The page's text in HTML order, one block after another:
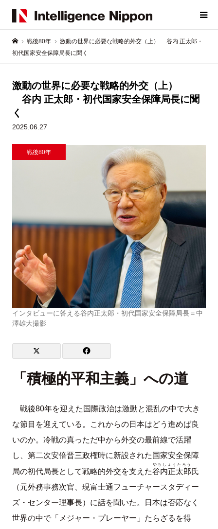
戦後80年
激動の世界に必要な戦略的外交（上） 谷内 正太郎・
初代国家安全保障局長に聞く
激動の世界に必要な戦略的外交（上）
谷内 正太郎・初代国家安全保障局長に聞
く
2025.06.27
インタビューに答える谷内正太郎・初代国家安全保障局長＝中
澤雄大撮影
戦後80年
「積極的平和主義」への道
戦後80年を迎えた国際政治は激動と混乱の中で大き
な節目を迎えている。これからの日本はどう進めば良
いのか。冷戦の真っただ中から外交の最前線で活躍
し、第二次安倍晋三政権時に新設された国家安全保障
局の初代局長として戦略的外交を支えた谷内正太郎
やちしょうたろう
氏
（元外務事務次官、現富士通フューチャースタディー
ズ・センター理事長）に話を聞いた。日本は否応なく
世界の中で「メジャー・プレーヤー」たらざるを得